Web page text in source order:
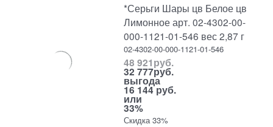
*Серьги Шары цв Белое цв
Лимонное арт. 02-4302-00-
000-1121-01-546 вес 2,87 г
02-4302-00-000-1121-01-546
48 921руб.
32 777руб.
выгода
16 144 руб.
или
33%
Скидка 33%